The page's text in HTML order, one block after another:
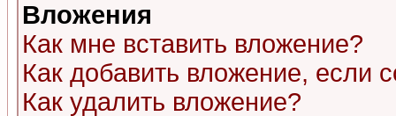
Вложения
Как мне вставить вложение?
Как добавить вложение, если
Как удалить вложение?